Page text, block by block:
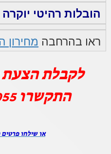
הובלות רהיטי יוקרה מ 350₪ עד
ראו בהרחבה מחירון
לקבלת הצעת
התקשרו
או שילחו פרטים